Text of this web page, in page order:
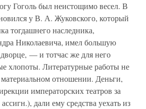
Гоголь был неистощимо весел. В
у В. А. Жуковского, который
тогдашнего наследника,
Николаевича, имел большую
— и тотчас же для него
хлопоты. Литературные работы не
материальном отношении. Деньги,
императорских театров за
дали ему средства уехать из